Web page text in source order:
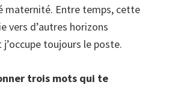
maternité. Entre temps, cette
vers d’autres horizons
toujours le poste.
trois mots qui te